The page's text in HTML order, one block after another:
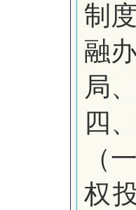
制
融
局
四
（
权